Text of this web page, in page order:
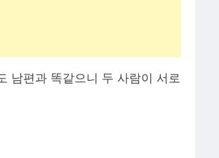
남편과 똑같으니 두 사람이 서로